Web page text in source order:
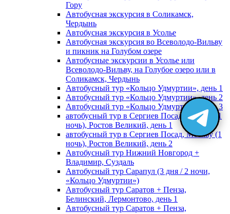
Гору
Автобусная экскурсия в Соликамск,
Чердынь
Автобусная экскурсия в Усолье
Автобусная экскурсия во Всеволодо-Вильву
и пикник на Голубом озере
Автобусные экскурсии в Усолье или
Всеволодо-Вильву, на Голубое озеро или в
Соликамск, Чердынь
Автобусный тур «Кольцо Удмуртии», день 1
Автобусный тур «Кольцо Удмуртии», день 2
Автобусный тур «Кольцо Удмуртии», день 3
автобусный тур в Сергиев Посад, Москву (1
ночь), Ростов Великий, день 1
автобусный тур в Сергиев Посад, Москву (1
ночь), Ростов Великий, день 2
Автобусный тур Нижний Новгород +
Владимир, Суздаль
Автобусный тур Сарапул (3 дня / 2 ночи,
«Кольцо Удмуртии»)
Автобусный тур Саратов + Пенза,
Белинский, Лермонтово, день 1
Автобусный тур Саратов + Пенза,